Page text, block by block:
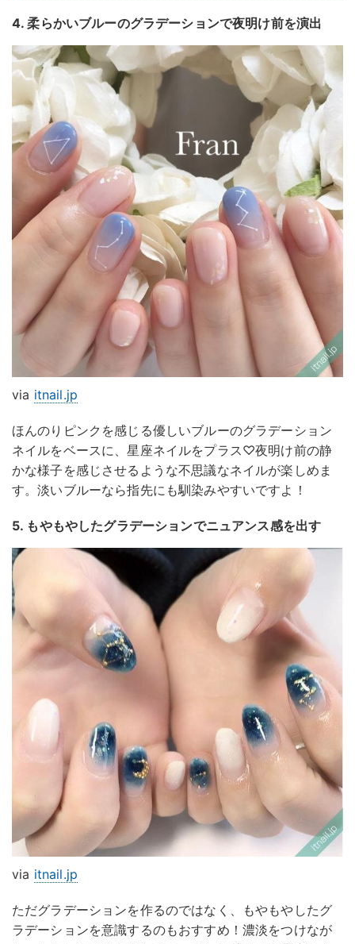
4. 柔らかいブルーのグラデーションで夜明け前を演出
via itnail.jp
ほんのりピンクを感じる優しいブルーのグラデーション
ネイルをベースに、星座ネイルをプラス♡夜明け前の静
かな様子を感じさせるような不思議なネイルが楽しめま
す。淡いブルーなら指先にも馴染みやすいですよ！
5. もやもやしたグラデーションでニュアンス感を出す
via itnail.jp
ただグラデーションを作るのではなく、もやもやしたグ
ラデーションを意識するのもおすすめ！濃淡をつけなが